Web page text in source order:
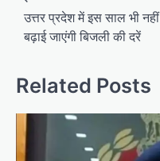
o
n
a
उत्तर प्रदेश में इस साल भी नहीं
बढ़ाई जाएंगी बिजली की दरें
Related Posts